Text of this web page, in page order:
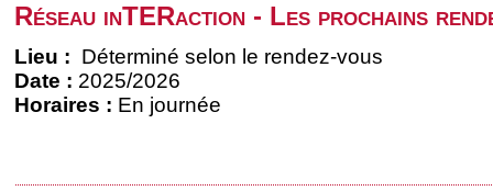
Réseau inTERaction - Les prochains
Lieu : Déterminé selon le rendez-vous
Date : 2025/2026
Horaires : En journée